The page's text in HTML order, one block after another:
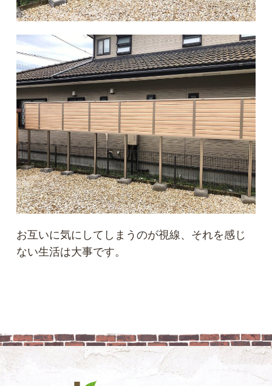
お互いに気にしてしまうのが視線、それを感じ
ない生活は大事です。